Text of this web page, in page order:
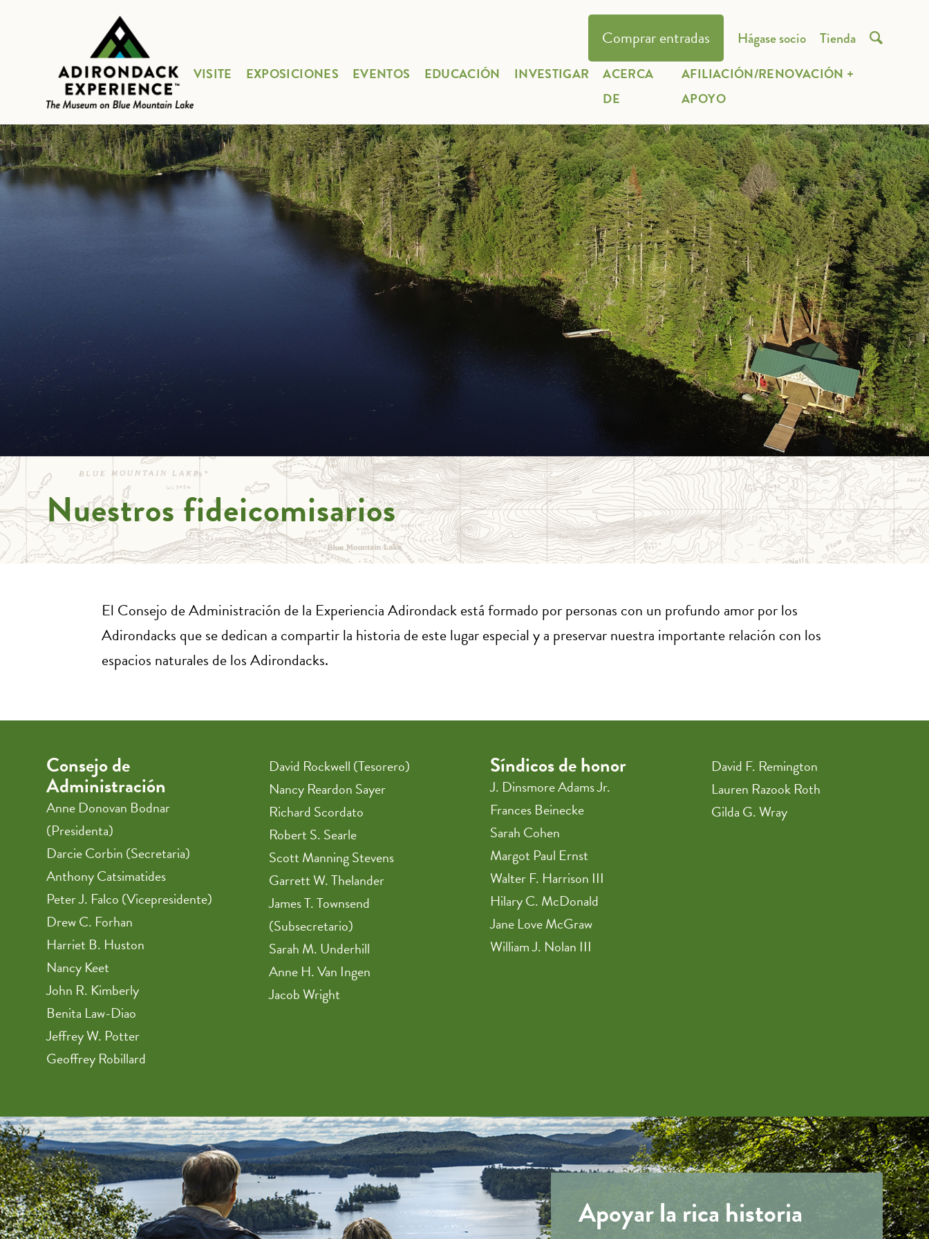
Comprar entradas Hágase socio Tienda 
VISITE EXPOSICIONES EVENTOS EDUCACIÓN INVESTIGAR
ACERCA
DE
AFILIACIÓN/RENOVACIÓN +
APOYO
Nuestros fideicomisarios
El Consejo de Administración de la Experiencia Adirondack está formado por personas con un profundo amor por los
Adirondacks que se dedican a compartir la historia de este lugar especial y a preservar nuestra importante relación con los
espacios naturales de los Adirondacks.
Consejo de
Administración
Anne Donovan Bodnar
(Presidenta)
Darcie Corbin (Secretaria)
Anthony Catsimatides
Peter J. Falco (Vicepresidente)
Drew C. Forhan
Harriet B. Huston
Nancy Keet
John R. Kimberly
Benita Law-Diao
Jeffrey W. Potter
Geoffrey Robillard
David Rockwell (Tesorero)
Nancy Reardon Sayer
Richard Scordato
Robert S. Searle
Scott Manning Stevens
Garrett W. Thelander
James T. Townsend
(Subsecretario)
Sarah M. Underhill
Anne H. Van Ingen
Jacob Wright
Síndicos de honor
J. Dinsmore Adams Jr.
Frances Beinecke
Sarah Cohen
Margot Paul Ernst
Walter F. Harrison III
Hilary C. McDonald
Jane Love McGraw
William J. Nolan III
David F. Remington
Lauren Razook Roth
Gilda G. Wray
Apoyar la rica historia